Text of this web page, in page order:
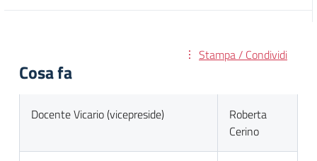
Stampa / Condividi
Cosa fa
Docente Vicario (vicepreside)
Roberta
Cerino